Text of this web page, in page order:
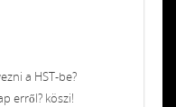
a HST-be?
erről? köszi!